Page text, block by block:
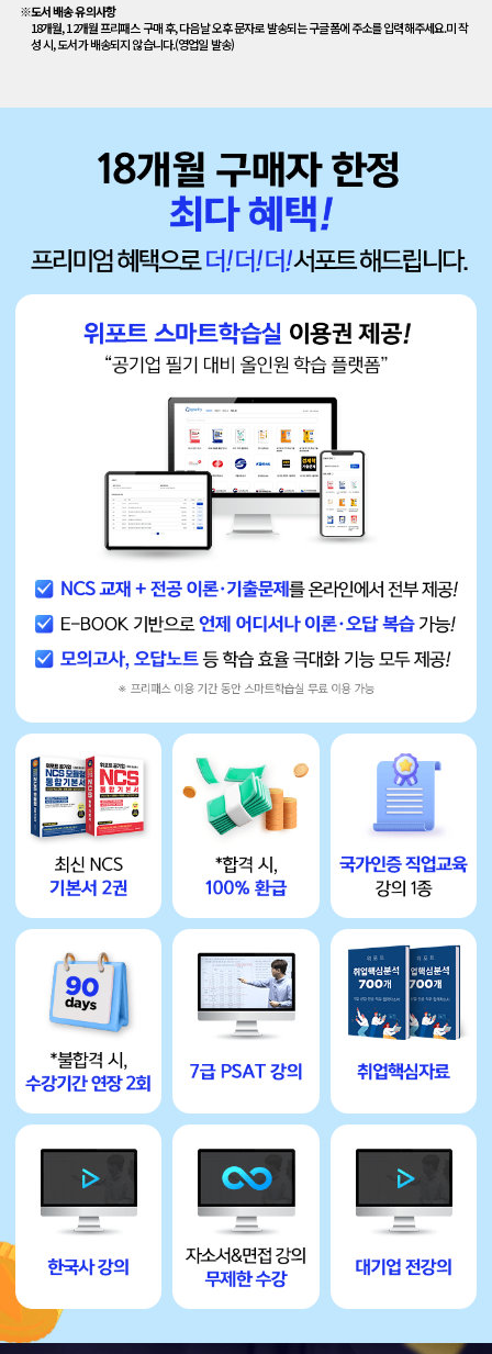
※도서 배송 유의사항
18개월, 12개월 프리패스 구매 후, 다음날 오후 문자로 발송되는 구글폼에 주소를 입력해주세요.미 작
성 시, 도서가 배송되지 않습니다.(영업일 발송)